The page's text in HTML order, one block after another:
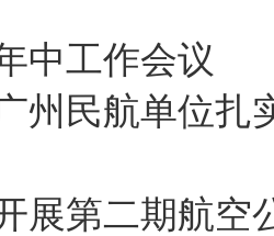
中工作会议
州民航单位扎
展第二期航空